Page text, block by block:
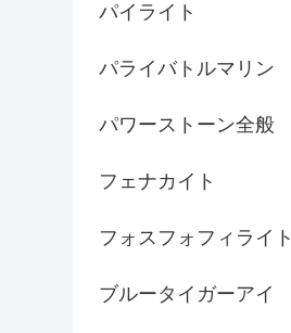
パイライト
パライバトルマリン
パワーストーン全般
フェナカイト
フォスフォフィライト
ブルータイガーアイ